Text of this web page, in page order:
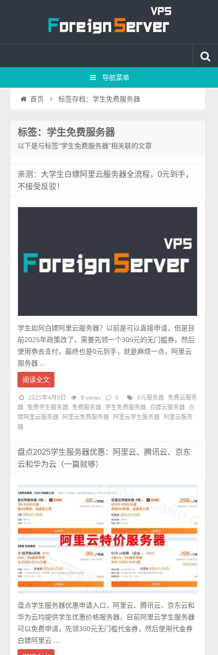
导航菜单
首页 标签存档：学生免费服务器
标签：学生免费服务器
以下是与标签“学生免费服务器”相关联的文章
亲测：大学生白嫖阿里云服务器全流程，0元到手，
不接受反驳！
学生如何白嫖阿里云服务器？以前是可以直接申请，但是目
前2025年政策改了，需要先领一个300元的无门槛券，然后
使用券去支付，最终也是0元到手，就是麻烦一点，阿里云
服务器 ...
阅读全文
2025年4月9日 8 views 0 0元服务器
免费云服务
器
免费学生服务器 免费服务器 学生免费服务器 白嫖云服务器
白
嫖阿里云服务器
阿里云免费服务器 阿里云学生服务器
阿里云服务
器
盘点2025学生服务器优惠：阿里云、腾讯云、京东
云和华为云（一篇就够）
盘点学生服务器优惠申请入口，阿里云、腾讯云、京东云和
华为云均提供学生优惠价格服务器，目前阿里云学生服务器
可以免费申请，先领300元无门槛代金券，然后使用代金券
白嫖阿里云 ...